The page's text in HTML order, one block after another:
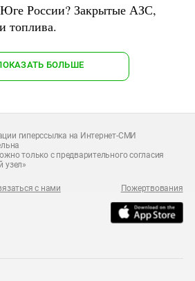
России? Закрытые АЗС,
топлива.
БОЛЬШЕ
гиперссылка на Интернет-СМИ
только с предварительного согласия
узел»
с нами Пожертвования